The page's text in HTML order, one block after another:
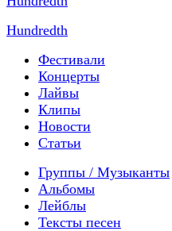
Hundredth
Фестивали
Концерты
Лайвы
Клипы
Новости
Статьи
Группы / Музыканты
Альбомы
Лейблы
Тексты песен